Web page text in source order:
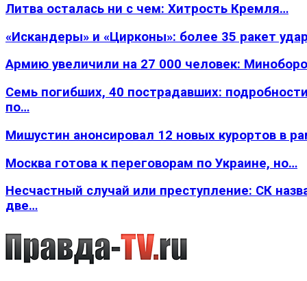
Литва осталась ни с чем: Хитрость Кремля…
«Искандеры» и «Цирконы»: более 35 ракет
Армию увеличили на 27 000 человек:
Семь погибших, 40 пострадавших:
по…
Мишустин анонсировал 12 новых курортов в
Москва готова к переговорам по Украине, но…
Несчастный случай или преступление: СК
две…